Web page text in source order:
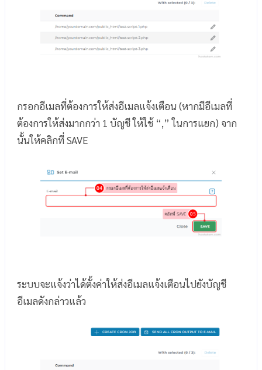
กรอกอีเมลที่ต้องการให้ส่งอีเมลแจ้งเตือน (หากมีอีเมลที่
ต้องการให้ส่งมากกว่า 1 บัญชี ให้ใช้ “,” ในการแยก) จาก
นั้นให้คลิกที่ SAVE
ระบบจะแจ้งว่าได้ตั้งค่าให้ส่งอีเมลแจ้งเตือนไปยังบัญชี
อีเมลดังกล่าวแล้ว